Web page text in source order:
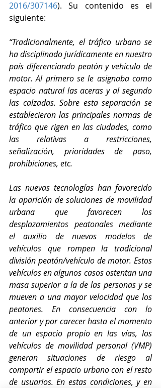
2016/307146). Su contenido es el
siguiente:
“Tradicionalmente, el tráfico urbano se
ha disciplinado jurídicamente en nuestro
país diferenciando peatón y vehículo de
motor. Al primero se le asignaba como
espacio natural las aceras y al segundo
las calzadas. Sobre esta separación se
establecieron las principales normas de
tráfico que rigen en las ciudades, como
las relativas a restricciones,
señalización, prioridades de paso,
prohibiciones, etc.
Las nuevas tecnologías han favorecido
la aparición de soluciones de movilidad
urbana que favorecen los
desplazamientos peatonales mediante
el auxilio de nuevos modelos de
vehículos que rompen la tradicional
división peatón/vehículo de motor. Estos
vehículos en algunos casos ostentan una
masa superior a la de las personas y se
mueven a una mayor velocidad que los
peatones. En consecuencia con lo
anterior y por carecer hasta el momento
de un espacio propio en las vías, los
vehículos de movilidad personal (VMP)
generan situaciones de riesgo al
compartir el espacio urbano con el resto
de usuarios. En estas condiciones, y en